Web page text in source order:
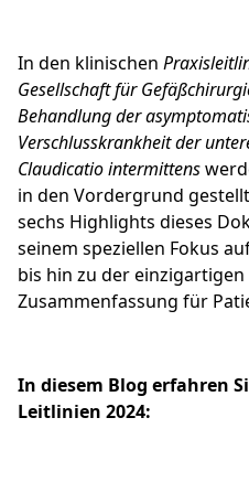
In den klinischen
Gesellschaft für
Behandlung der
Verschlusskrankheit der
Claudicatio intermittens
in den Vordergrund
sechs Highlights dieses
seinem speziellen Fokus
bis hin zu der
Zusammenfassung für
In diesem Blog erfahren
Leitlinien 2024: